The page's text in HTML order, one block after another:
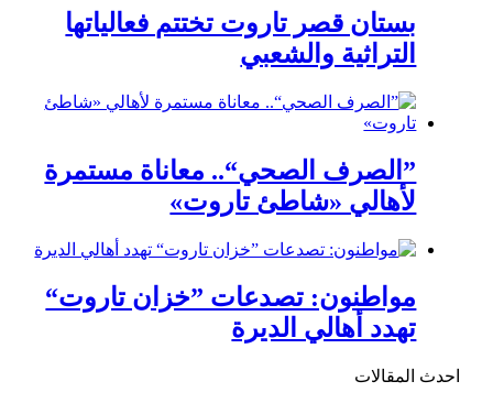
بستان قصر تاروت تختتم فعالياتها
التراثية والشعبي
”الصرف الصحي“.. معاناة مستمرة
لأهالي «شاطئ تاروت»
مواطنون: تصدعات ”خزان تاروت“
تهدد أهالي الديرة
احدث المقالات